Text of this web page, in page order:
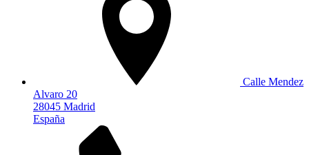
Calle Mendez
Alvaro 20
28045 Madrid
España